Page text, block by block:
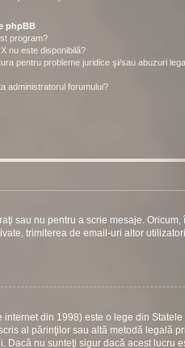
phpBB
program?
nu este disponibilă?
pentru probleme juridice şi/sau abuzuri
administratorul forumului?
sau nu pentru a scrie mesaje. Oricum,
trimiterea de email-uri altor
din 1998) este o lege din
al părinţilor sau altă metodă legală
nu sunteţi sigur dacă acest lucru